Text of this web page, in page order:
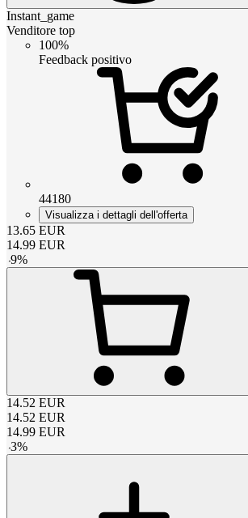
Instant_game
Venditore top
100%
Feedback positivo
44180
Visualizza i dettagli dell'offerta
13.65 EUR
14.99 EUR
-9%
14.52 EUR
14.52 EUR
14.99 EUR
-3%